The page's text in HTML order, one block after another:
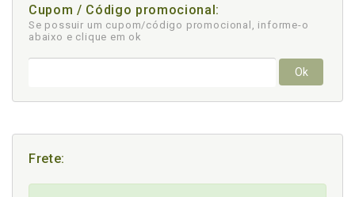
Cupom / Código promocional:
Se possuir um cupom/código promocional, informe-o
abaixo e clique em ok
Ok
Frete: